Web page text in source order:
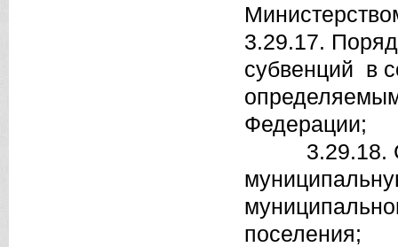
3.29.17.
субвенций в
Федерации;
3.29.18.
поселения;